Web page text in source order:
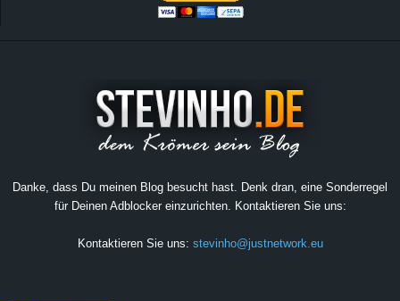
Danke, dass Du meinen Blog besucht hast. Denk dran, eine Sonderregel
für Deinen Adblocker einzurichten. Kontaktieren Sie uns:
Kontaktieren Sie uns: stevinho@justnetwork.eu